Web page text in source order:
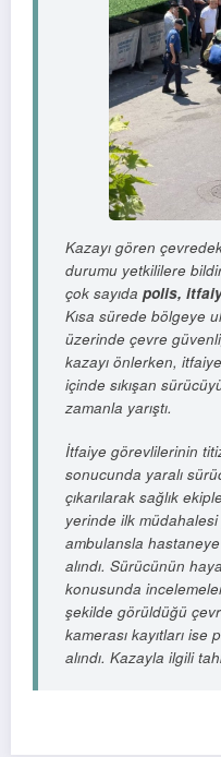
Kazayı gören
durumu yetkililere
çok sayıda polis,
Kısa sürede bölgeye
üzerinde çevre
kazayı önlerken,
içinde sıkışan
zamanla yarıştı.
İtfaiye görevlilerinin
sonucunda yaralı
çıkarılarak sağlık
yerinde ilk
ambulansla hastaneye
alındı. Sürücünün
konusunda
şekilde görüldüğü
kamerası kayıtları ise
alındı. Kazayla ilgili